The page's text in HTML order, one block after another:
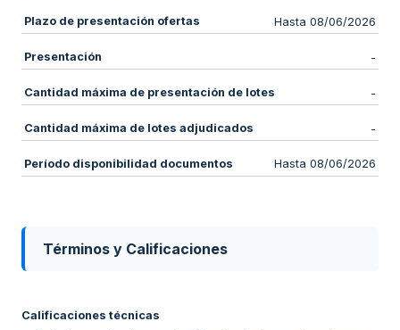
Plazo de presentación ofertas Hasta 08/06/2026
Presentación -
Cantidad máxima de presentación de lotes -
Cantidad máxima de lotes adjudicados -
Período disponibilidad documentos Hasta 08/06/2026
Términos y Calificaciones
Calificaciones técnicas